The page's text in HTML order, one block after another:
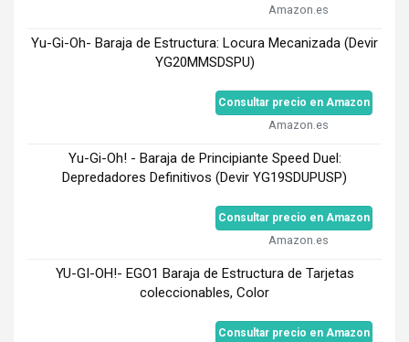
Amazon.es
Yu-Gi-Oh- Baraja de Estructura: Locura Mecanizada (Devir
YG20MMSDSPU)
Consultar precio en Amazon
Amazon.es
Yu-Gi-Oh! - Baraja de Principiante Speed Duel:
Depredadores Definitivos (Devir YG19SDUPUSP)
Consultar precio en Amazon
Amazon.es
YU-GI-OH!- EGO1 Baraja de Estructura de Tarjetas
coleccionables, Color
Consultar precio en Amazon